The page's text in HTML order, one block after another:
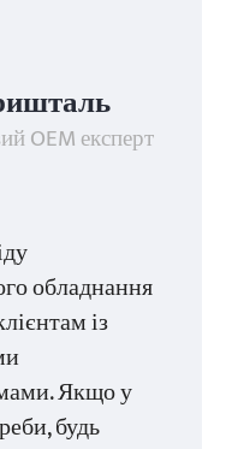
OEM експерт
обладнання
із
Якщо у
будь